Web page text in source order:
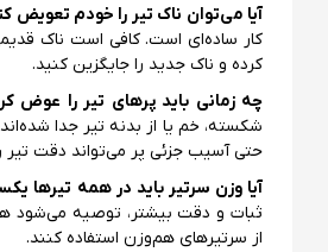
آیا می‌توان ناک تیر را خودم تعویض
کار ساده‌ای است. کافی است ناک
کرده و ناک جدید را جایگزین کنید.
چه زمانی باید پرهای تیر را عوض
شکسته، خم یا از بدنه تیر جدا
حتی آسیب جزئی پر می‌تواند دقت
آیا وزن سرتیر باید در همه تیرها
ثبات و دقت بیشتر، توصیه
از سرتیرهای هم‌وزن استفاده کنند.